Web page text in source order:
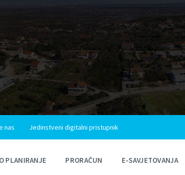
nas Jedinstveni digitalni pristupnik
PLANIRANJE PRORAČUN E-SAVJETOVANJA